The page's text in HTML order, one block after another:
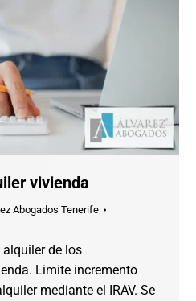
vivienda
Abogados Tenerife
de los
Limite incremento
mediante el IRAV. Se